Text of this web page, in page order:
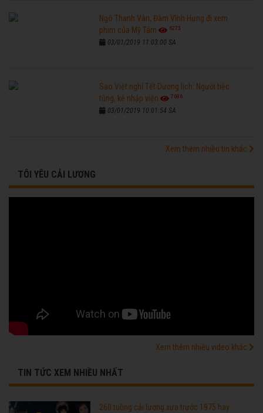
Ngô Thanh Vân, Đàm Vĩnh Hưng đi xem
phim của Mỹ Tâm
6273
03/01/2019 11:03:00 SA
Sao Việt nghỉ Tết Dương lịch: Người tiệc
tùng, kẻ nhập viện
7686
03/01/2019 10:01:54 SA
Xem thêm nhiều tin khác
TÔI YÊU CẢI LƯƠNG
Xem thêm nhiều video khác
TIN TỨC XEM NHIỀU NHẤT
260 tuồng cải lương xưa trước 1975 hay